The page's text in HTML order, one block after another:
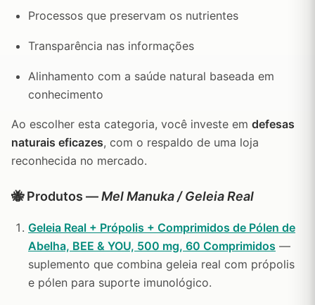
Processos que preservam os nutrientes
Transparência nas informações
Alinhamento com a saúde natural baseada em
conhecimento
Ao escolher esta categoria, você investe em defesas
naturais eficazes, com o respaldo de uma loja
reconhecida no mercado.
🐝 Produtos —Mel Manuka / Geleia Real
Geleia Real + Própolis + Comprimidos de Pólen de
Abelha, BEE & YOU, 500 mg, 60 Comprimidos —
suplemento que combina geleia real com própolis
e pólen para suporte imunológico.